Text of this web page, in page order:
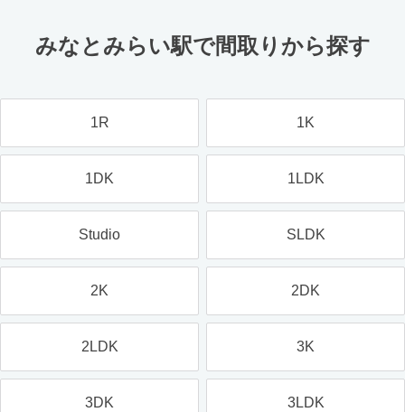
みなとみらい駅で間取りから探す
1R 1K
1DK 1LDK
Studio SLDK
2K 2DK
2LDK 3K
3DK 3LDK